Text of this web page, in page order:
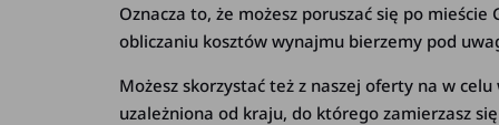
Oznacza to, że możesz poruszać się po mieście
obliczaniu kosztów wynajmu bierzemy pod
Możesz skorzystać też z naszej oferty na w
uzależniona od kraju, do którego zamierzasz